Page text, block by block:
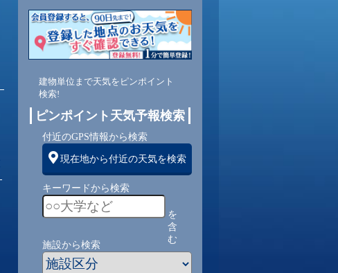
建物単位まで天気をピンポイント
検索!
ピンポイント天気予報検索
付近のGPS情報から検索
現在地から付近の天気を検索
キーワードから検索
を
含
む
施設から検索